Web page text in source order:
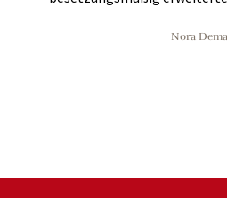
Nora